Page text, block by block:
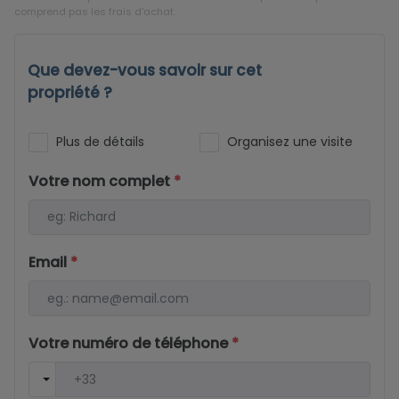
comprend pas les frais d'achat.
Que devez-vous savoir sur cet
propriété ?
Plus de détails Organisez une visite
Votre nom complet *
Email *
Votre numéro de téléphone*